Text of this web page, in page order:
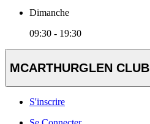
Dimanche
09:30 - 19:30
MCARTHURGLEN CLUB
S'inscrire